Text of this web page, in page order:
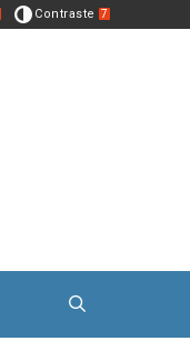
Contraste 7